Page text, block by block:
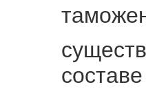
составе